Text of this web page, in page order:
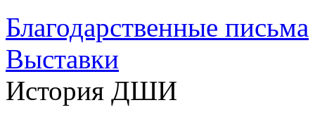
Благодарственные письма
Выставки
История ДШИ